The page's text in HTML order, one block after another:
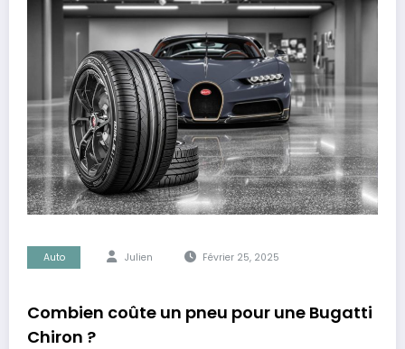
Auto Julien Février 25, 2025
Combien coûte un pneu pour une Bugatti
Chiron ?